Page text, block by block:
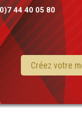
44 40 05 80
Créez votre